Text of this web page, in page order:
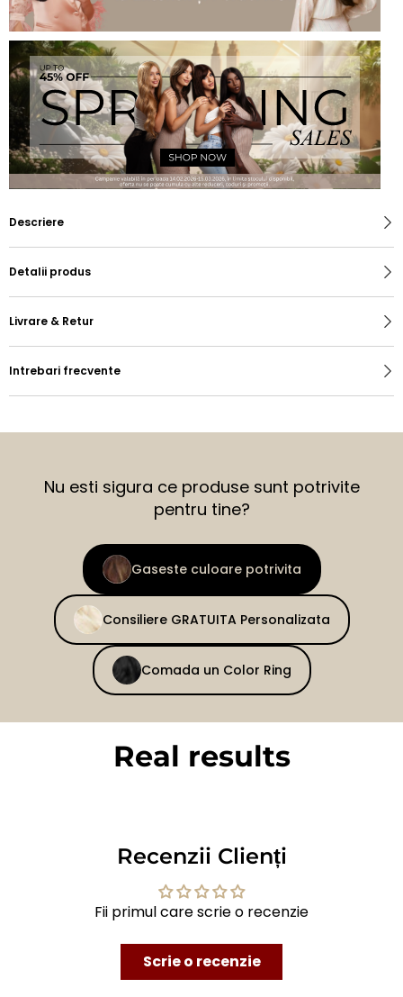
Descriere
Detalii produs
Livrare & Retur
Intrebari frecvente
Nu esti sigura ce produse sunt potrivite
pentru tine?
Gaseste culoare potrivita
Consiliere GRATUITA Personalizata
Comada un Color Ring
Real results
Recenzii Clienți
Fii primul care scrie o recenzie
Scrie o recenzie